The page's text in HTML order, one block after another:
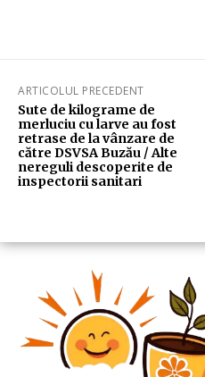
ARTICOLUL PRECEDENT
Sute de kilograme de
merluciu cu larve au fost
retrase de la vânzare de
către DSVSA Buzău / Alte
nereguli descoperite de
inspectorii sanitari